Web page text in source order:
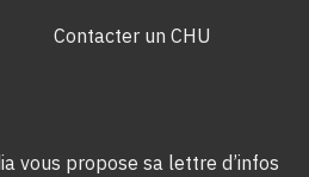
Contacter un CHU
vous propose sa lettre d’infos